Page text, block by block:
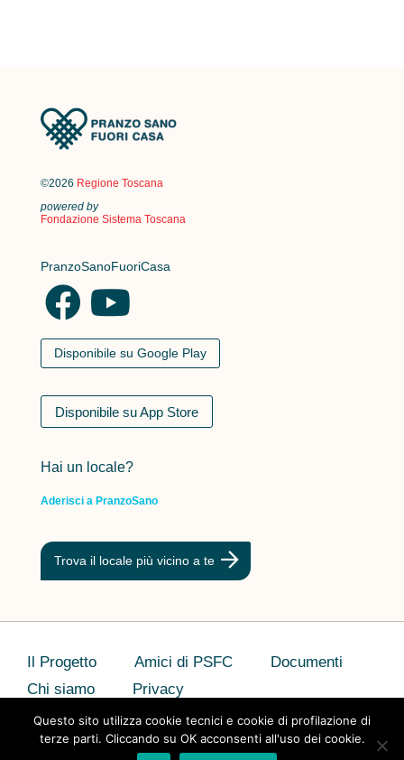
©2026 Regione Toscana
powered by
Fondazione Sistema Toscana
PranzoSanoFuoriCasa
Disponibile su Google Play
Disponibile su App Store
Hai un locale?
Aderisci a PranzoSano
Trova il locale più vicino a te
Il Progetto Amici di PSFC
Documenti
Chi siamo
Privacy
Questo sito utilizza cookie tecnici e cookie di profilazione di
terze parti. Cliccando su OK acconsenti all'uso dei cookie.